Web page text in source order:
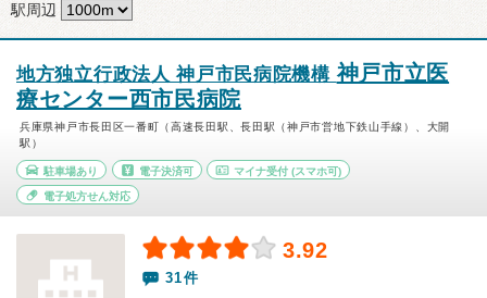
駅周辺
地方独立行政法人 神戸市民病院機構神戸市立医
療センター西市民病院
兵庫県神戸市長田区一番町（高速長田駅、長田駅（神戸市営地下鉄山手線）、大開
駅）
駐車場あり 電子決済可 マイナ受付 (スマホ可)
電子処方せん対応
3.92
31件